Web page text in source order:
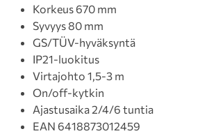
Korkeus 670 mm
Syvyys 80 mm
GS/TÜV-hyväksyntä
IP21-luokitus
Virtajohto 1,5-3 m
On/off-kytkin
Ajastusaika 2/4/6 tuntia
EAN 6418873012459